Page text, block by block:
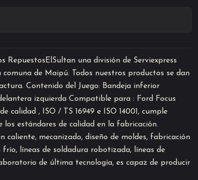
RepuestosElSultan una división de Serviexpress
de Maipú. Todos nuestros productos se dan
Contenido del Juego: Bandeja inferior
izquierda Compatible para : Ford Focus
calidad , ISO / TS 16949 e ISO 14001, cumple
estándares de calidad en la fabricación.
caliente, mecanizado, diseño de moldes, fabricación
líneas de soldadura robotizada, líneas de
de última tecnología, es capaz de producir